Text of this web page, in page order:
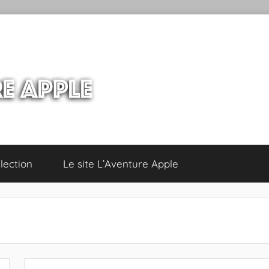
Le site L’Aventure Apple